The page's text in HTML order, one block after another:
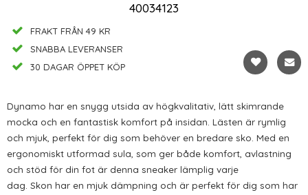
40034123
FRAKT FRÅN 49 KR
SNABBA LEVERANSER
30 DAGAR ÖPPET KÖP
Dynamo har en snygg utsida av högkvalitativ, lätt skimrande
mocka och en fantastisk komfort på insidan. Lästen är rymlig
och mjuk, perfekt för dig som behöver en bredare sko. Med en
ergonomiskt utformad sula, som ger både komfort, avlastning
och stöd för din fot är denna sneaker lämplig varje
dag. Skon har en mjuk dämpning och är perfekt för dig som har